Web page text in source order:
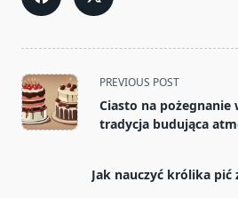
<span
class="nav-
subtitle
text">Page</span>
PREVIOUS POST
Ciasto na pożegnanie
tradycja budująca
Jak nauczyć królika pić